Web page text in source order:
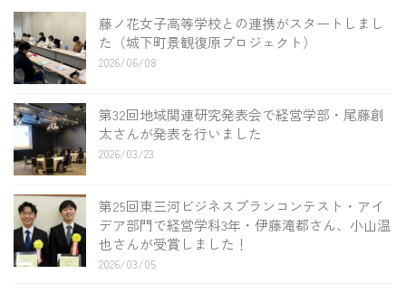
藤ノ花女子高等学校との連携がスタートしまし
た（城下町景観復原プロジェクト）
2026/06/08
第32回地域関連研究発表会で経営学部・尾藤創
太さんが発表を行いました
2026/03/23
第25回東三河ビジネスプランコンテスト・アイ
デア部門で経営学科3年・伊藤滝都さん、小山温
也さんが受賞しました！
2026/03/05